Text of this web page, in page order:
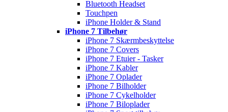
Bluetooth Headset
Touchpen
iPhone Holder & Stand
iPhone 7 Tilbehør
iPhone 7 Skærmbeskyttelse
iPhone 7 Covers
iPhone 7 Etuier - Tasker
iPhone 7 Kabler
iPhone 7 Oplader
iPhone 7 Bilholder
iPhone 7 Cykelholder
iPhone 7 Biloplader